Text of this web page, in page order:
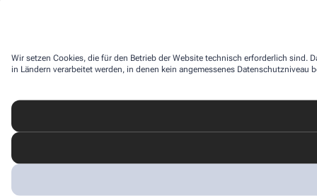
Wir setzen Cookies, die für den Betrieb der Website technisch erforderlich sind.
in Ländern verarbeitet werden, in denen kein angemessenes